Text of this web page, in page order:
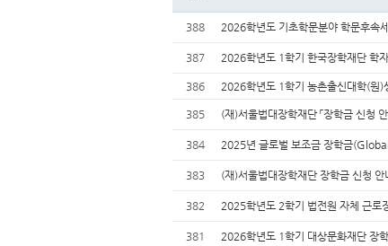
388 2026학년도 기초학문분야 학문후속
387 2026학년도 1학기 한국장학재단 학
386 2026학년도 1학기 농촌출신대학(원)
385 (재)서울법대장학재단 「장학금 신청
384 2025년 글로벌 보조금 장학금
383 (재)서울법대장학재단 장학금 신청
382 2025학년도 2학기 법전원 자체 근로
381 2026학년도 1학기 대상문화재단 장